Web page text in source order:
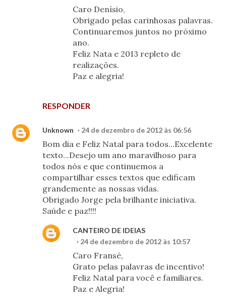
RESPONDER
Caro Denísio,
Obrigado pelas carinhosas palavras.
Continuaremos juntos no próximo
ano.
Feliz Nata e 2013 repleto de
realizações.
Paz e alegria!
Unknown 24 de dezembro de 2012 às 06:56
Bom dia e Feliz Natal para todos...Excelente
texto...Desejo um ano maravilhoso para
todos nós e que continuemos a
compartilhar esses textos que edificam
grandemente as nossas vidas.
Obrigado Jorge pela brilhante iniciativa.
Saúde e paz!!!!
CANTEIRO DE IDEIAS
24 de dezembro de 2012 às 10:57
Caro Fransé,
Grato pelas palavras de incentivo!
Feliz Natal para você e familiares.
Paz e Alegria!